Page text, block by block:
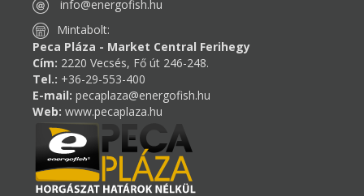
info@energofish.hu
Mintabolt:
Peca Pláza - Market Central Ferihegy
Cím: 2220 Vecsés, Fő út 246-248.
Tel.: +36-29-553-400
E-mail: pecaplaza@energofish.hu
Web: www.pecaplaza.hu